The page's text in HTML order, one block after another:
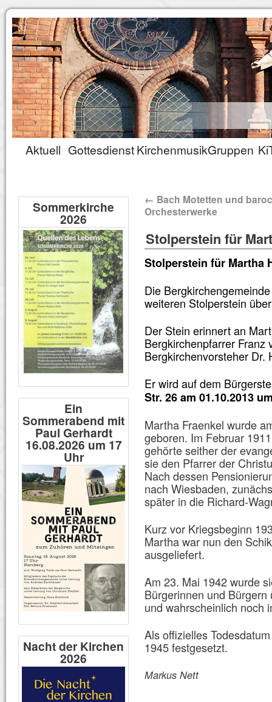
Aktuell GottesdienstKirchenmusikGruppen
← Bach Motetten und
Orchesterwerke
Stolperstein für
Stolperstein für Martha
Die
weiteren Stolperstein
Der Stein erinnert an
Bergkirchenpfarrer Franz
Bergkirchenvorsteher Dr.
Er wird auf dem
Str. 26 am 01.10.2013
Martha Fraenkel wurde
geboren. Im Februar
gehörte seither der
sie den Pfarrer der
Nach dessen
nach Wiesbaden,
später in die Richard-
Kurz vor Kriegsbeginn
Martha war nun den
ausgeliefert.
Am 23. Mai 1942 wurde
Bürgerinnen und
und wahrscheinlich noch
Als offizielles
1945 festgesetzt.
Markus Nett
Sommerkirche
2026
Ein
Sommerabend mit
Paul Gerhardt
16.08.2026 um 17
Uhr
Nacht der Kirchen
2026